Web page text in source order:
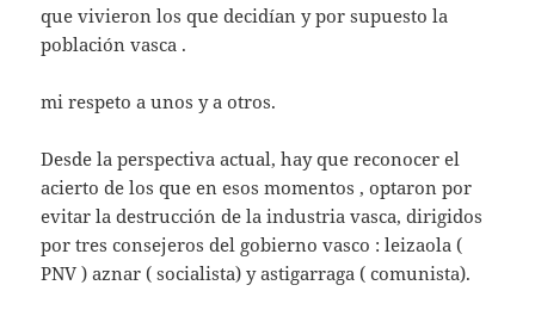
que vivieron los que decidían y por supuesto la
población vasca .
mi respeto a unos y a otros.
Desde la perspectiva actual, hay que reconocer el
acierto de los que en esos momentos , optaron por
evitar la destrucción de la industria vasca, dirigidos
por tres consejeros del gobierno vasco : leizaola (
PNV ) aznar ( socialista) y astigarraga ( comunista).